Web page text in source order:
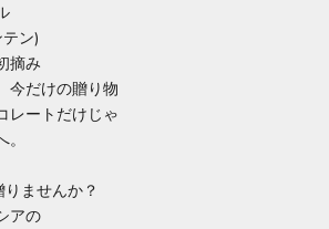
ン)
摘み
今だけの贈り物
レートだけじゃ
ませんか？
アの